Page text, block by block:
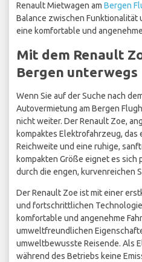
Renault Mietwagen am Bergen
Balance zwischen Funktionalität
eine komfortable und
Mit dem Renault
Bergen unterwegs
Wenn Sie auf der Suche nach
Autovermietung am Bergen
nicht weiter. Der Renault Zoe,
kompaktes Elektrofahrzeug, das
Reichweite und eine ruhige,
kompakten Größe eignet es sich
durch die engen, kurvenreichen
Der Renault Zoe ist mit einer
und fortschrittlichen
komfortable und angenehme
umweltfreundlichen
umweltbewusste Reisende. Als
während des Betriebs keine